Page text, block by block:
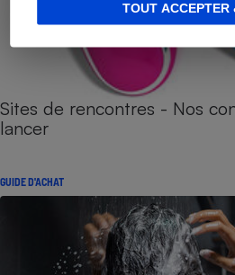
TOUT ACCEPTER
Sites de rencontres - Nos
lancer
GUIDE D'ACHAT